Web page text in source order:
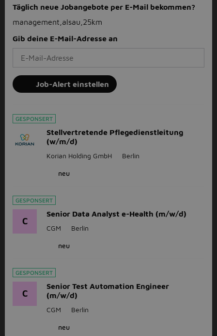
Täglich neue Jobangebote per E-Mail bekommen?
management,alsau,25km
Gib deine E-Mail-Adresse an
Job-Alert einstellen
GESPONSERT
Stellvertretende Pflegedienstleitung
(w/m/d)
Korian Holding GmbH Berlin
neu
GESPONSERT
C
Senior Data Analyst e-Health (m/w/d)
CGM Berlin
neu
GESPONSERT
C
Senior Test Automation Engineer
(m/w/d)
CGM Berlin
neu